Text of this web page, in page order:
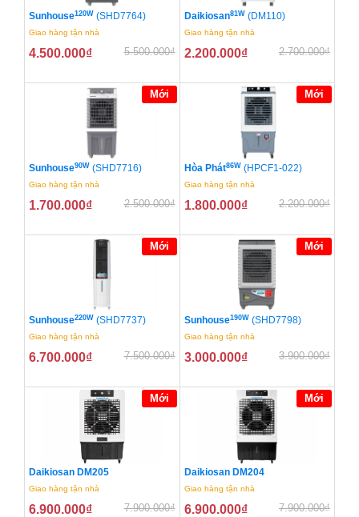
Sunhouse120W (SHD7764)
Giao hàng tận nhà
4.500.000₫ 5.500.000₫
Daikiosan81W (DM110)
Giao hàng tận nhà
2.200.000₫ 2.700.000₫
Mới
Sunhouse90W (SHD7716)
Giao hàng tận nhà
1.700.000₫ 2.500.000₫
Mới
Hòa Phát86W (HPCF1-022)
Giao hàng tận nhà
1.800.000₫ 2.200.000₫
Mới
Sunhouse220W (SHD7737)
Giao hàng tận nhà
6.700.000₫ 7.500.000₫
Mới
Sunhouse190W (SHD7798)
Giao hàng tận nhà
3.000.000₫ 3.900.000₫
Mới
Daikiosan DM205
Giao hàng tận nhà
6.900.000₫ 7.900.000₫
Mới
Daikiosan DM204
Giao hàng tận nhà
6.900.000₫ 7.900.000₫